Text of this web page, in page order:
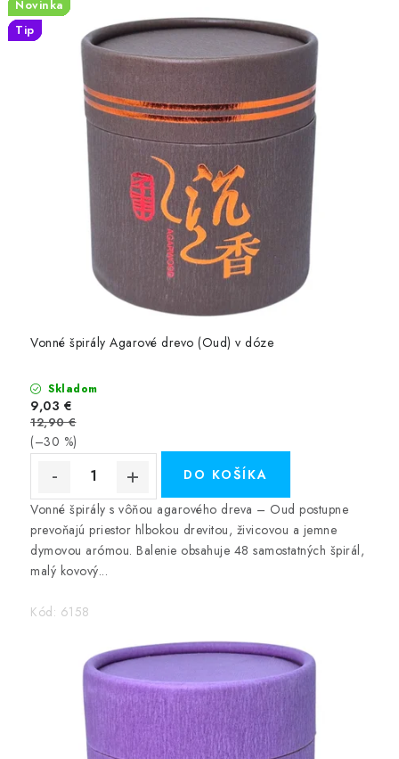
Vrátenie tovaru
Vrátenie tovaru / Moja objednávka
Recenzie zákazníkov
Novinka
Vonné špirály Agarové drevo (Oud) v dóze
Skladom
9,03 €
12,90 €
(–30 %)
DO KOŠÍKA
Vonné špirály s vôňou agarového dreva – Oud postupne
prevoňajú priestor hlbokou drevitou, živicovou a jemne
dymovou arómou. Balenie obsahuje 48 samostatných špirál,
malý kovový...
Kód: 6158
Novinka
Novinka
Novinka
Novinka
Tip
Novinka
Tip
Novinka
Tip
Novinka
Tip
Novinka
Tip
Novinka
Tip
Novinka
Tip
Novinka
Tip
Novinka
Novinka